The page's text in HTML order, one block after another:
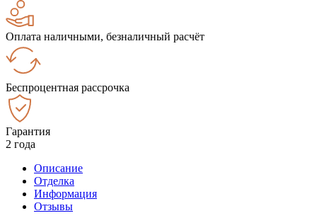
Оплата наличными, безналичный расчёт
Беспроцентная рассрочка
Гарантия
2 года
Описание
Отделка
Информация
Отзывы